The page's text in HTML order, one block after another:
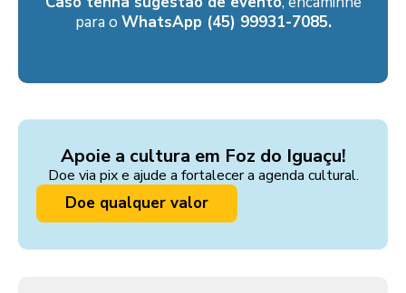
para o WhatsApp (45) 99931-7085.
Apoie a cultura em Foz do Iguaçu!
Doe via pix e ajude a fortalecer a agenda cultural.
Doe qualquer valor